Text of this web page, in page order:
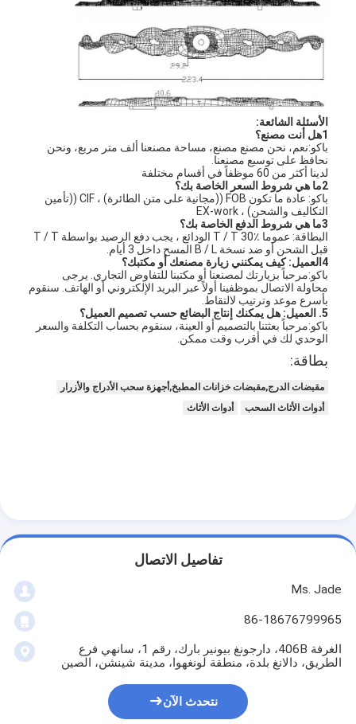
المنزل
المنتجات
فيديوهات
حولنا
جولة في المصنع
قفل باب نقر
قفل الباب من الفولاذ المقاوم للصدأ
أجهزة المقبض على الأبواب
الأسئلة الشائعة:
1هل أنت مصنع؟
باكو:نعم، نحن مصنع مصنع، مساحة مصنعنا ألف متر مربع، ونحن
نحافظ على توسيع مصنعنا.
لدينا أكثر من 60 موظفاً في أقسام مختلفة
2ما هي شروط السعر الخاصة بك؟
باكو: عادة ما تكون FOB ((مجانية على متن الطائرة) ، CIF ((تأمين
التكاليف والشحن) ، EX-work
3ما هي شروط الدفع الخاصة بك؟
البطاقة: عموما T / T 30٪ الودائع ، يجب دفع الرصيد بواسطة T / T
قبل الشحن أو ضد نسخة B / L المسح داخل 3 أيام.
4العميل: كيف يمكنني زيارة مصنعك أو مكتبك؟
باكو:مرحباً بزيارتك لمصنعنا أو مكتبنا للتفاوض التجاري. يرجى
محاولة الاتصال بموظفينا أولاً عبر البريد الإلكتروني أو الهاتف. سنقوم
بأسرع موعد وترتيب لالتقاط.
5.
العميل: هل يمكنك إنتاج البضائع حسب تصميم العميل؟
باكو:مرحباً بعثتنا بالتصميم أو العينة، سنقوم بحساب التكلفة والسعر
الوحدي لك في أقرب وقت ممكن.
بطاقة:
مقبضات الدرج,مقبضات خزانات المطبخ,أجهزة سحب الأدراج والأزرار
أدوات الأثاث السحب
أدوات الأثاث
تفاصيل الاتصال
Ms. Jade
86-18676799965
الغرفة 406B، دارجونغ بيونير بارك، رقم 1، سانهي فرع
الطريق، دالانغ بلدة، منطقة لونغهوا، مدينة شينشن، الصين
نتحدث الآن